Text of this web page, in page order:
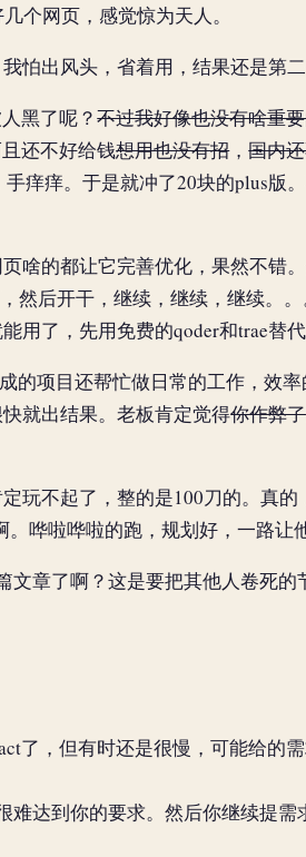
个网页，感觉惊为天人。
怕出风头，省着用，结果还是第
黑了呢？不过我好像也没有啥重
还不好给钱想用也没有招，国内
痒痒。于是就冲了20块的plus版
啥的都让它完善优化，果然不错
然后开干，继续，继续，继续。
用了，先用免费的qoder和trae替代
的项目还帮忙做日常的工作，效
就出结果。老板肯定觉得你作弊了
玩不起了，整的是100刀的。真
哗啦哗啦的跑，规划好，一路让
文章了啊？这是要把其他人卷死
了，但有时还是很慢，可能给的
难达到你的要求。然后你继续提